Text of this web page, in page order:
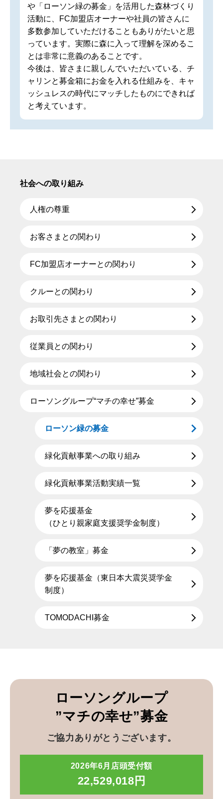
や「ローソン緑の募金」を活用した森林づくり
活動に、FC加盟店オーナーや社員の皆さんに
多数参加していただけることもありがたいと思
っています。実際に森に入って理解を深めるこ
とは非常に意義のあることです。
今後は、皆さまに親しんでいただいている、チ
ャリンと募金箱にお金を入れる仕組みを、キャ
ッシュレスの時代にマッチしたものにできれば
と考えています。
社会への取り組み
人権の尊重
お客さまとの関わり
FC加盟店オーナーとの関わり
クルーとの関わり
お取引先さまとの関わり
従業員との関わり
地域社会との関わり
ローソングループ“マチの幸せ”募金
ローソン緑の募金
緑化貢献事業への取り組み
緑化貢献事業活動実績一覧
夢を応援基金
（ひとり親家庭支援奨学金制度）
「夢の教室」募金
夢を応援基金（東日本大震災奨学金
制度）
TOMODACHI募金
ローソングループ
”マチの幸せ”募金
ご協力ありがとうございます。
2026年6月店頭受付額
22,529,018円